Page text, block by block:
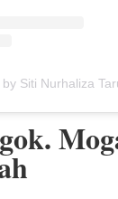
Siti Nurhaliza